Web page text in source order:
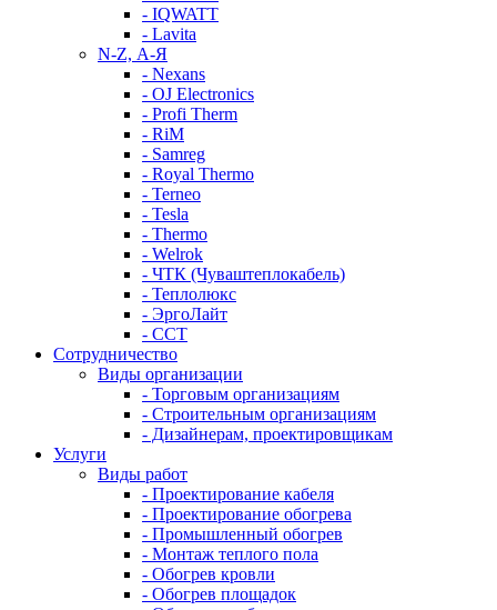
- IQWATT
- Lavita
N-Z, А-Я
- Nexans
- OJ Electronics
- Profi Therm
- RiM
- Samreg
- Royal Thermo
- Terneo
- Tesla
- Thermo
- Welrok
- ЧТК (Чуваштеплокабель)
- Теплолюкс
- ЭргоЛайт
- ССТ
Сотрудничество
Виды организации
- Торговым организациям
- Строительным организациям
- Дизайнерам, проектировщикам
Услуги
Виды работ
- Проектирование кабеля
- Проектирование обогрева
- Промышленный обогрев
- Монтаж теплого пола
- Обогрев кровли
- Обогрев площадок